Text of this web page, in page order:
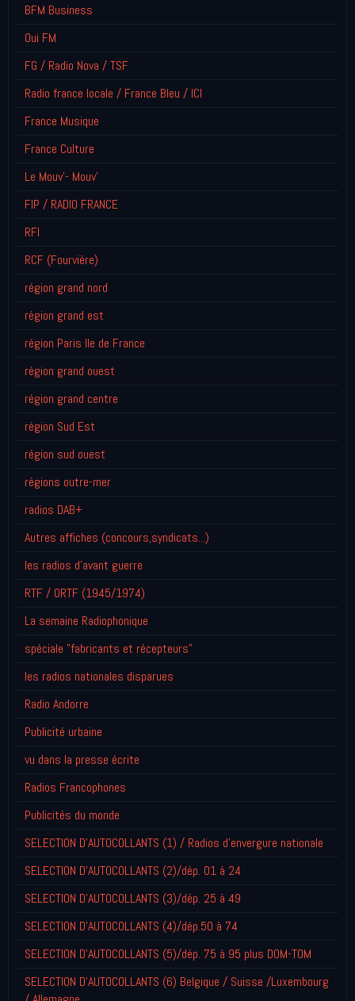
BFM Business
Oui FM
FG / Radio Nova / TSF
Radio france locale / France Bleu / ICI
France Musique
France Culture
Le Mouv'- Mouv'
FIP / RADIO FRANCE
RFI
RCF (Fourvière)
région grand nord
région grand est
région Paris Ile de France
région grand ouest
région grand centre
région Sud Est
région sud ouest
régions outre-mer
radios DAB+
Autres affiches (concours,syndicats...)
les radios d'avant guerre
RTF / ORTF (1945/1974)
La semaine Radiophonique
spéciale "fabricants et récepteurs"
les radios nationales disparues
Radio Andorre
Publicité urbaine
vu dans la presse écrite
Radios Francophones
Publicités du monde
SELECTION D'AUTOCOLLANTS (1) / Radios d'envergure nationale
SELECTION D'AUTOCOLLANTS (2)/dép. 01 à 24
SELECTION D'AUTOCOLLANTS (3)/dép. 25 à 49
SELECTION D'AUTOCOLLANTS (4)/dép.50 à 74
SELECTION D'AUTOCOLLANTS (5)/dép. 75 à 95 plus DOM-TOM
SELECTION D'AUTOCOLLANTS (6) Belgique / Suisse /Luxembourg